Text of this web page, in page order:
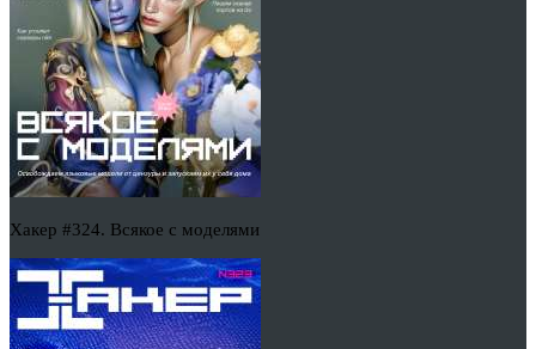
Хакер #324. Всякое с моделями